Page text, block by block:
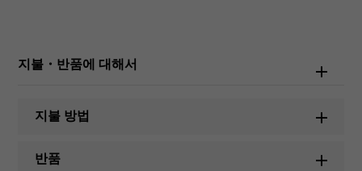
모델명
278273G
지불・반품에 대해서
지불 방법
반품